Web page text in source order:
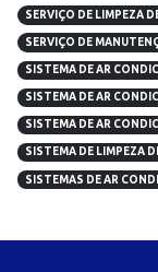
SERVIÇO DE LIMPEZA
SERVIÇO DE
SISTEMA DE AR
SISTEMA DE AR
SISTEMA DE AR
SISTEMA DE LIMPEZA
SISTEMAS DE AR